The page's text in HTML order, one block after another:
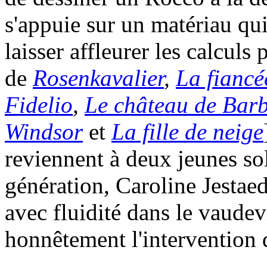
s'appuie sur un matériau
laisser affleurer les calculs
de Rosenkavalier, La
Fidelio, Le château de
Windsoret La fille de neige
reviennent à deux jeunes
génération, Caroline
avec fluidité dans le
honnêtement l'intervention